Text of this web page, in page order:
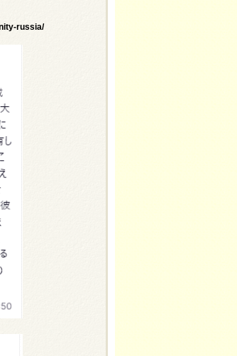
russia/